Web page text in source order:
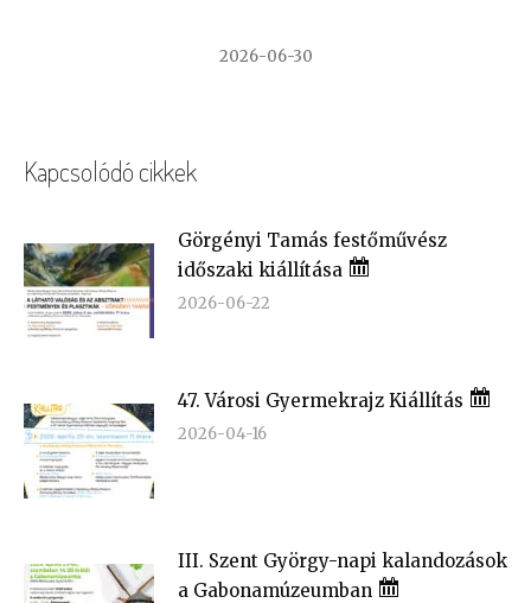
2026-06-30
Kapcsolódó cikkek
Görgényi Tamás festőművész
időszaki kiállítása
2026-06-22
47. Városi Gyermekrajz Kiállítás
2026-04-16
III. Szent György-napi kalandozások
a Gabonamúzeumban